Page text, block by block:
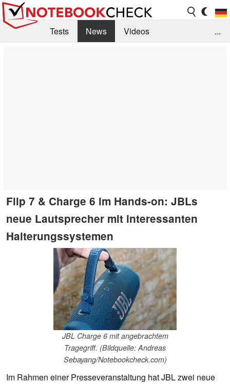
Tests News
Videos
...
Flip 7 & Charge 6 im Hands-on: JBLs
neue Lautsprecher mit interessanten
Halterungssystemen
JBL Charge 6 mit angebrachtem
Tragegriff. (Bildquelle: Andreas
Sebayang/Notebookcheck.com)
Im Rahmen einer Presseveranstaltung hat JBL zwei neue